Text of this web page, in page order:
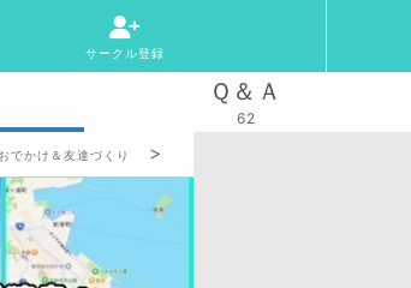
サークル登録
Ｑ＆Ａ
62
でかけ＆友達づくり